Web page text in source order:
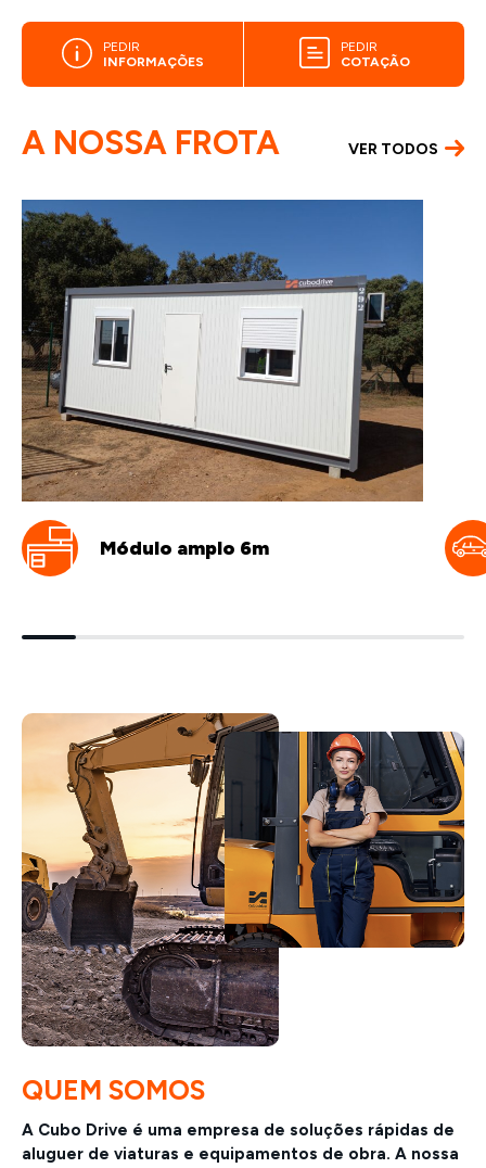
PEDIR
INFORMAÇÕES
PEDIR
COTAÇÃO
A NOSSA FROTA VER TODOS
Módulo amplo 6m
QUEM SOMOS
A Cubo Drive é uma empresa de soluções rápidas de
aluguer de viaturas e equipamentos de obra. A nossa